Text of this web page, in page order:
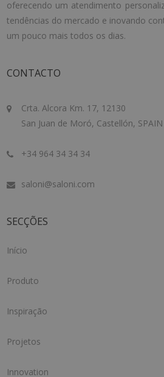
oferecendo um atendimento
tendências do mercado e inovando
um pouco mais todos os dias.
CONTACTO
Crta. Alcora Km. 17, 12130
San Juan de Moró, Castellón, SPAIN
+34 964 34 34 34
saloni@saloni.com
SECÇÕES
Início
Produto
Inspiração
Projetos
Innovation